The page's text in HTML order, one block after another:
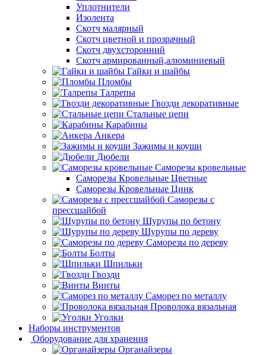
Уплотнители
Изолента
Скотч малярный
Скотч цветной и прозрачный
Скотч двухсторонний
Скотч армированный,алюминиевый
Гайки и шайбы
Пломбы
Талрепы
Гвозди декоративные
Стальные цепи
Карабины
Анкера
Зажимы и коуши
Дюбели
Саморезы кровельные
Саморезы Кровельные Цветные
Саморезы Кровельные Цинк
Саморезы с
прессшайбой
Шурупы по бетону
Шурупы по дереву
Саморезы по дереву
Болты
Шпильки
Гвозди
Винты
Саморез по металлу
Проволока вязальная
Уголки
Наборы инструментов
Оборудование для хранения
Органайзеры